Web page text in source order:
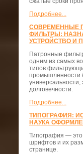
Подробнее...
СОВРЕМЕННЫЕ
ФИЛЬТРЫ:
УСТРОЙСТВО И
Патронные
одним из самых
типов
промышленности
долговечности.
Подробнее...
ТИПОГРАФИЯ:
НАУКА
Типография —
шрифтов и их
странице.